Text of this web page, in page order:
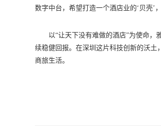
数字中台，希望打造一个酒店业的‘贝壳’
以“让天下没有难做的酒店”为使命
续稳健回报。在深圳这片科技创新的沃土
商旅生活。